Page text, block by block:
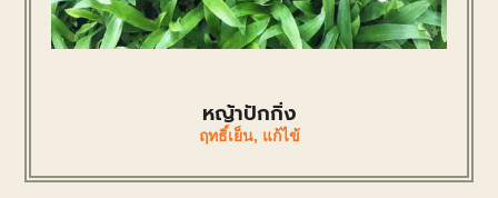
หญ้าปักกิ่ง
ฤทธิ์เย็น, แก้ไข้